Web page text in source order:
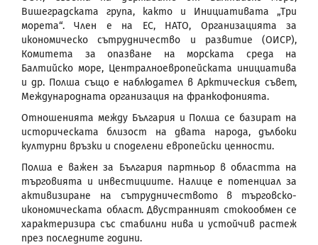
Вишеградската група, както и Инициативата „Три
морета“. Член е на ЕС, НАТО, Организацията за
икономическо сътрудничество и развитие (ОИСР),
Комитета за опазване на морската среда на
Балтийско море, Централноевропейската инициатива
и др. Полша също е наблюдател в Арктическия съвет,
Международната организация на франкофонията.
Отношенията между България и Полша се базират на
историческата близост на двата народа, дълбоки
културни връзки и споделени европейски ценности.
Полша е важен за България партньор в областта на
търговията и инвестициите. Налице е потенциал за
активизиране на сътрудничеството в търговско-
икономическата област. Двустранният стокообмен се
характеризира със стабилни нива и устойчив растеж
през последните години.